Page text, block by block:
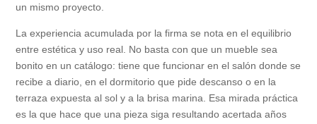
un mismo proyecto.
La experiencia acumulada por la firma se nota en el equilibrio
entre estética y uso real. No basta con que un mueble sea
bonito en un catálogo: tiene que funcionar en el salón donde se
recibe a diario, en el dormitorio que pide descanso o en la
terraza expuesta al sol y a la brisa marina. Esa mirada práctica
es la que hace que una pieza siga resultando acertada años